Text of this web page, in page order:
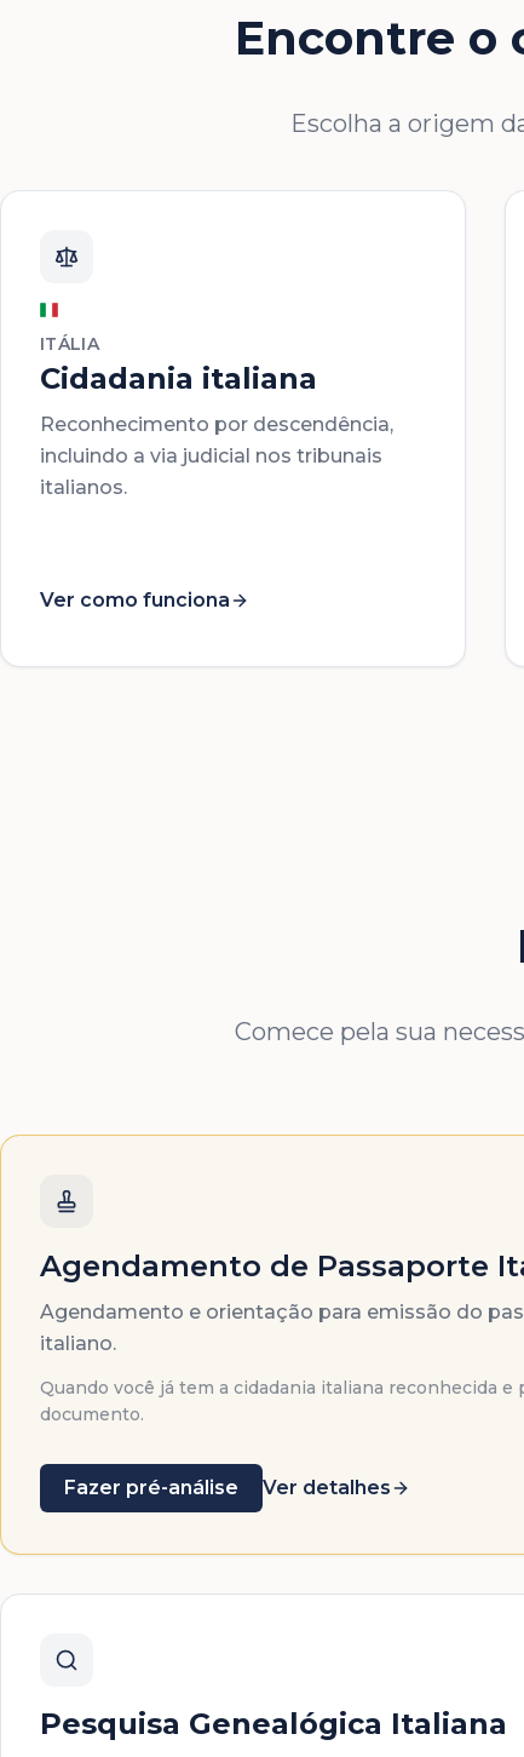
Encontre o
Escolha a origem
ITÁLIA
Cidadania italiana
Reconhecimento por descendência,
incluindo a via judicial nos tribunais
italianos.
Ver como funciona
Comece pela sua
Agendamento de Passaporte
Agendamento e orientação para emissão do
italiano.
Quando você já tem a cidadania italiana reconhecida e
documento.
Fazer pré-análise Ver detalhes
Pesquisa Genealógica Italiana